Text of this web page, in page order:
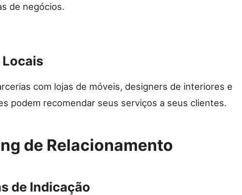
de negócios.
Locais
com lojas de móveis, designers de interiores e
podem recomendar seus serviços a seus clientes.
de Relacionamento
de Indicação